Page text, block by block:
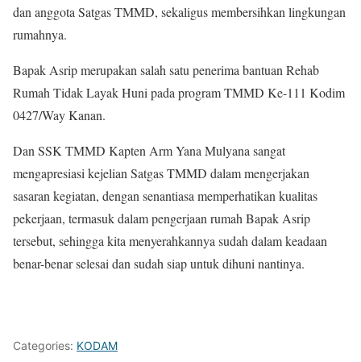
dan anggota Satgas TMMD, sekaligus membersihkan lingkungan
rumahnya.
Bapak Asrip merupakan salah satu penerima bantuan Rehab
Rumah Tidak Layak Huni pada program TMMD Ke-111 Kodim
0427/Way Kanan.
Dan SSK TMMD Kapten Arm Yana Mulyana sangat
mengapresiasi kejelian Satgas TMMD dalam mengerjakan
sasaran kegiatan, dengan senantiasa memperhatikan kualitas
pekerjaan, termasuk dalam pengerjaan rumah Bapak Asrip
tersebut, sehingga kita menyerahkannya sudah dalam keadaan
benar-benar selesai dan sudah siap untuk dihuni nantinya.
Categories: KODAM